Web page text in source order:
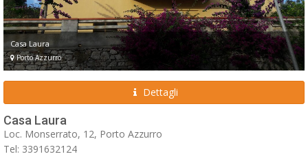
Casa Laura
Porto Azzurro
Dettagli
Casa Laura
Loc. Monserrato, 12, Porto Azzurro
Tel: 3391632124